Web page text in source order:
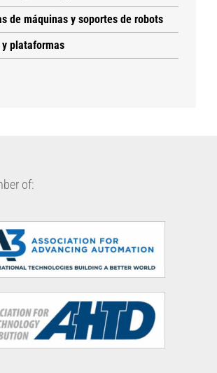
de máquinas y soportes de robots
y plataformas
of: